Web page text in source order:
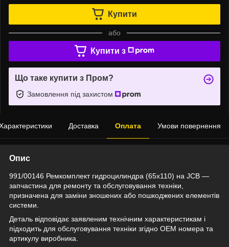
Купити
або
Купити з
Що таке купити з Пром?
Замовлення під захистом
Доставка Оплата Умови повернення
Опис
991/00146 Ремкомплект гидроцилиндра (65x110) на JCB —
запчастина для ремонту та обслуговування техніки,
призначена для заміни зношених або пошкоджених елементів
системи.
Деталь відповідає заявленим технічним характеристикам і
підходить для обслуговування техніки згідно OEM номера та
артикулу виробника.